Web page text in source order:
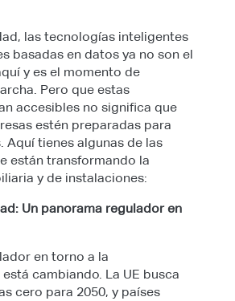
las tecnologías inteligentes
basadas en datos ya no son el
y es el momento de
Pero que estas
accesibles no significa que
estén preparadas para
Aquí tienes algunas de las
están transformando la
y de instalaciones:
Un panorama regulador en
en torno a la
cambiando. La UE busca
cero para 2050, y países